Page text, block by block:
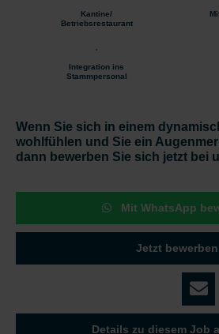
Kantine/
Betriebsrestaurant
Integration ins
Stammpersonal
Wenn Sie sich in einem
wohlfühlen und Sie ein
dann bewerben Sie sich jetzt bei
Mit WhatsApp
Jetzt bewerben
Details zu diesem Job